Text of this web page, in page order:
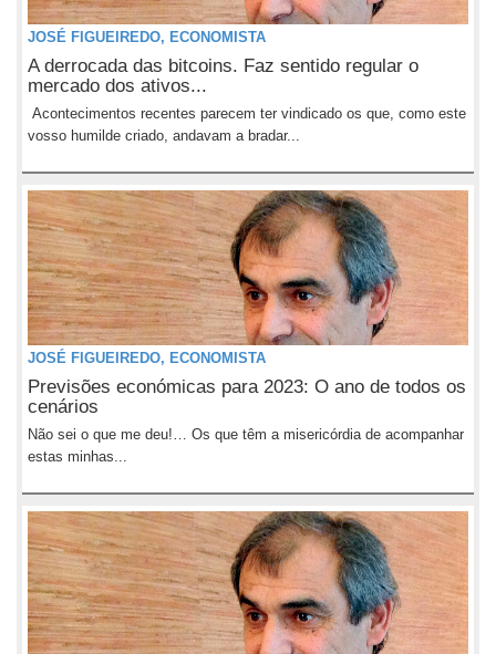
JOSÉ FIGUEIREDO, ECONOMISTA
A derrocada das bitcoins. Faz sentido regular o
mercado dos ativos...
Acontecimentos recentes parecem ter vindicado os que, como este
vosso humilde criado, andavam a bradar...
JOSÉ FIGUEIREDO, ECONOMISTA
Previsões económicas para 2023: O ano de todos os
cenários
Não sei o que me deu!… Os que têm a misericórdia de acompanhar
estas minhas...